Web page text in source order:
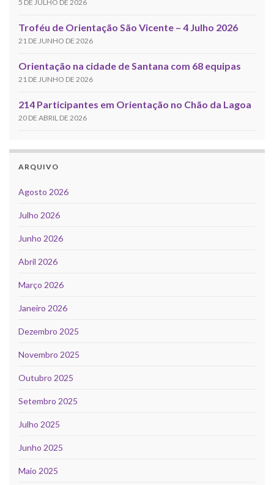
5 DE JULHO DE 2026
Troféu de Orientação São Vicente – 4 Julho 2026
21 DE JUNHO DE 2026
Orientação na cidade de Santana com 68 equipas
21 DE JUNHO DE 2026
214 Participantes em Orientação no Chão da Lagoa
20 DE ABRIL DE 2026
ARQUIVO
Agosto 2026
Julho 2026
Junho 2026
Abril 2026
Março 2026
Janeiro 2026
Dezembro 2025
Novembro 2025
Outubro 2025
Setembro 2025
Julho 2025
Junho 2025
Maio 2025